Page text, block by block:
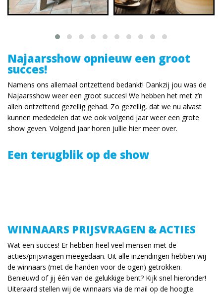
Najaarsshow opnieuw een groot
succes!
Namens ons allemaal ontzettend bedankt! Dankzij jou was de
Najaarsshow weer een groot succes! We hebben het met z’n
allen ontzettend gezellig gehad. Zo gezellig, dat we nu alvast
kunnen mededelen dat we ook volgend jaar weer een grote
show geven. Volgend jaar horen jullie hier meer over.
Een terugblik op de show
WINNAARS PRIJSVRAGEN & ACTIES
Wat een succes! Er hebben heel veel mensen met de
acties/prijsvragen meegedaan. Uit alle inzendingen hebben wij
de winnaars (met de handen voor de ogen) getrokken.
Benieuwd of jij één van de gelukkige bent? Kijk snel hieronder!
Uiteraard stellen wij de winnaars via de mail op de hoogte.